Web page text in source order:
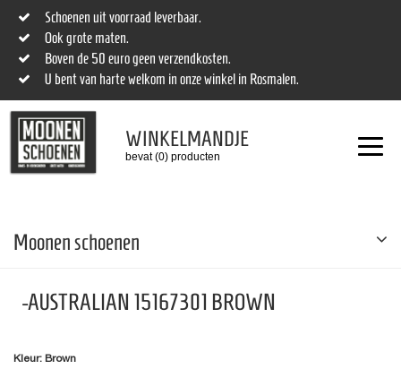
Schoenen uit voorraad leverbaar.
Ook grote maten.
Boven de 50 euro geen verzendkosten.
U bent van harte welkom in onze winkel in Rosmalen.
WINKELMANDJE
bevat (0) producten
Moonen schoenen
-AUSTRALIAN 15167301 BROWN
Kleur: Brown